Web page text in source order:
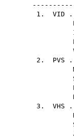
1. VID .
2. PVS .
3. VHS .